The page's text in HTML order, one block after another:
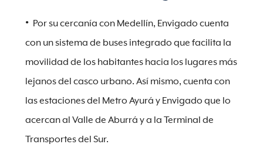
Por su cercanía con Medellín, Envigado cuenta
con un sistema de buses integrado que facilita la
movilidad de los habitantes hacia los lugares más
lejanos del casco urbano. Así mismo, cuenta con
las estaciones del Metro Ayurá y Envigado que lo
acercan al Valle de Aburrá y a la Terminal de
Transportes del Sur.